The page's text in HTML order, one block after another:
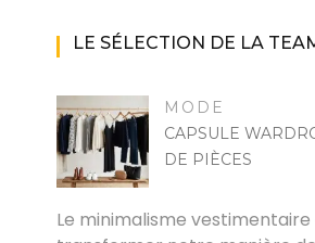
LE SÉLECTION DE LA
MODE
CAPSULE
DE PIÈCES
Le minimalisme